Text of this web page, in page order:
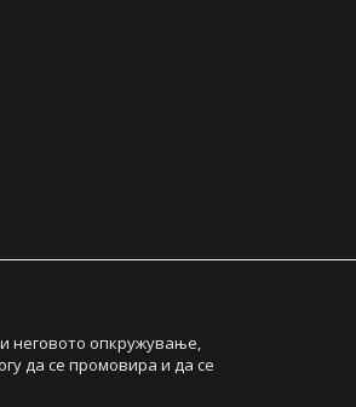
неговото опкружување,
да се промовира и да се